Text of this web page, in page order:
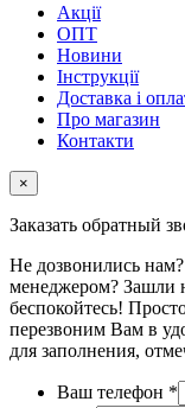
Акції
ОПТ
Новини
Інструкції
Доставка і
Про магазин
Контакти
×
Заказать обратный
Не дозвонились
менеджером? Зашли
беспокойтесь!
перезвоним Вам в
для заполнения,
Ваш телефон *